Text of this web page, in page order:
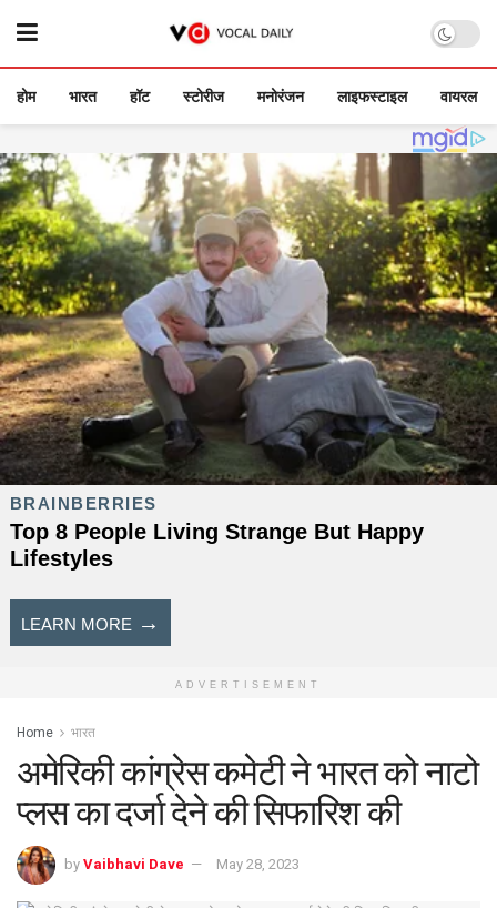
होम भारत हॉट स्टोरीज मनोरंजन लाइफस्टाइल वायरल
ADVERTISEMENT
Home भारत
अमेरिकी कांग्रेस कमेटी ने भारत को नाटो
प्लस का दर्जा देने की सिफारिश की
by Vaibhavi Dave May 28, 2023